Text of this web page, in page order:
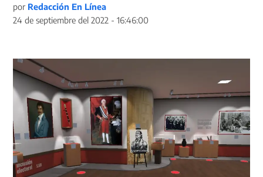
por Redacción En Línea
24 de septiembre del 2022 - 16:46:00